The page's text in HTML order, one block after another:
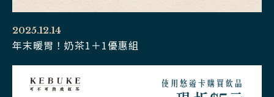
2025.12.14
年末暖胃！奶茶1＋1優惠組